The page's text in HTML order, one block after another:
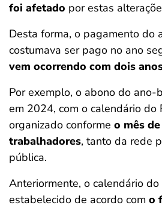
foi afetado por estas
Desta forma, o pagamento do
costumava ser pago no ano
vem ocorrendo com dois
Por exemplo, o abono do
em 2024, com o calendário do
organizado conforme o mês
trabalhadores, tanto da rede
pública.
Anteriormente, o calendário do
estabelecido de acordo com o